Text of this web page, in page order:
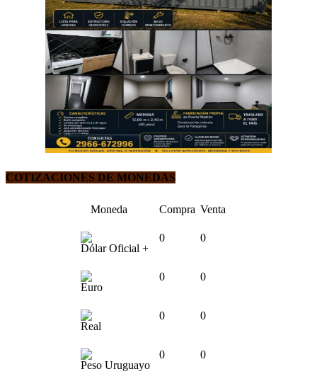
COTIZACIONES DE MONEDAS
Moneda Compra Venta
Dólar Oficial +
0 0
Euro
0 0
Real
0 0
Peso Uruguayo
0 0